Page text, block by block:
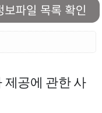
제공에 관한 사